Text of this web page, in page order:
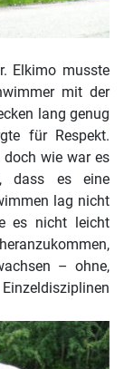
Elkimo musste
mit der
lang genug
für Respekt.
wie war es
dass es eine
lag nicht
es nicht leicht
– ohne,